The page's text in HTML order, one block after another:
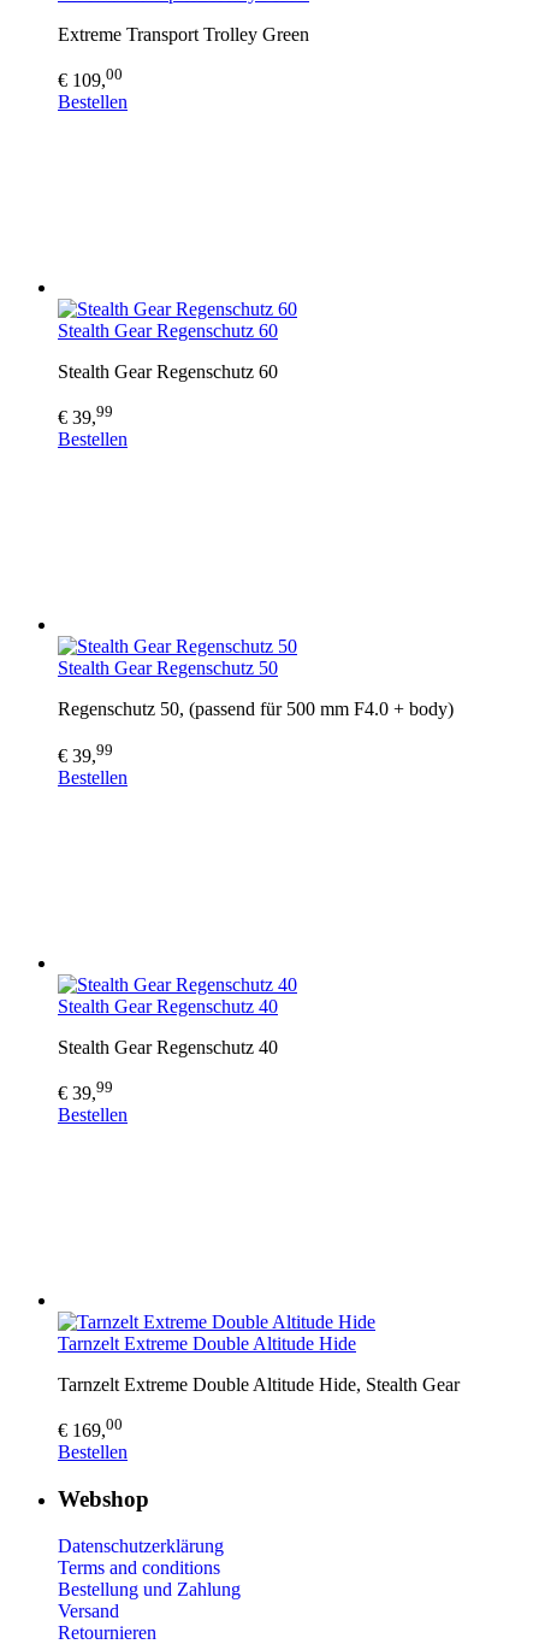
Extreme Transport Trolley Green
€ 109,00
Bestellen
Stealth Gear Regenschutz 60
Stealth Gear Regenschutz 60
€ 39,99
Bestellen
Stealth Gear Regenschutz 50
Regenschutz 50, (passend für 500 mm F4.0 + body)
€ 39,99
Bestellen
Stealth Gear Regenschutz 40
Stealth Gear Regenschutz 40
€ 39,99
Bestellen
Tarnzelt Extreme Double Altitude Hide
Tarnzelt Extreme Double Altitude Hide, Stealth Gear
€ 169,00
Bestellen
Webshop
Datenschutzerklärung
Terms and conditions
Bestellung und Zahlung
Versand
Retournieren